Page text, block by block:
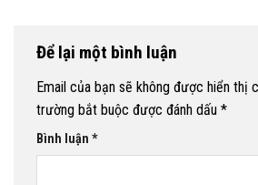
Để lại một bình luận
Email của bạn sẽ không được hiển thị
trường bắt buộc được đánh dấu *
Bình luận *